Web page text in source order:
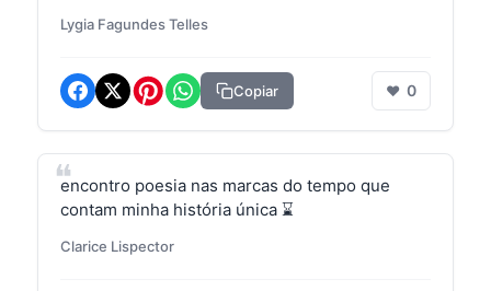
Lygia Fagundes Telles
Copiar ❤ 0
encontro poesia nas marcas do tempo que
contam minha história única ⌛
Clarice Lispector